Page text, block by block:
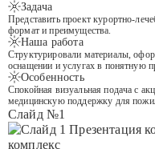
Задача
Представить проект курортно-
формат и преимущества.
Наша работа
Структурировали материалы,
оснащении и услугах в понятную
Особенность
Спокойная визуальная подача с
медицинскую поддержку для
Слайд №1